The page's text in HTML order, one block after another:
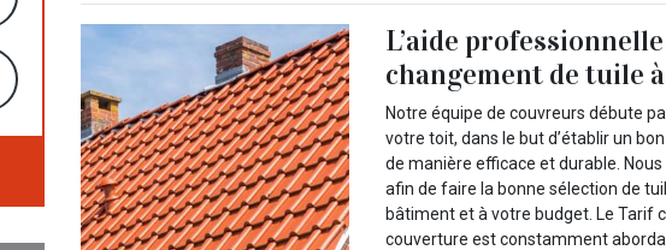
L’aide
changement de tuile
Notre équipe de couvreurs débute
votre toit, dans le but d’établir un
de manière efficace et durable.
afin de faire la bonne sélection de
bâtiment et à votre budget. Le Tarif
couverture est constamment